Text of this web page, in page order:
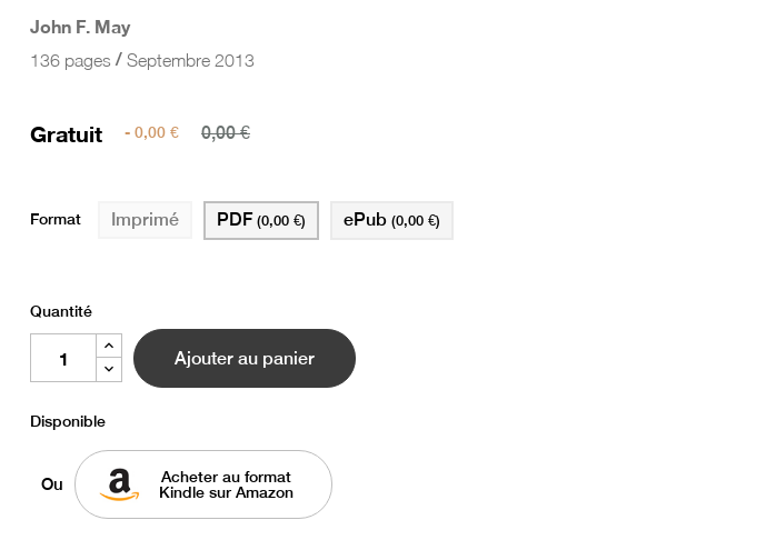
John F. May
136 pages / Septembre 2013
Gratuit - 0,00 € 0,00 €
Format Imprimé ePub (0,00 €)
PDF (0,00 €)
Quantité
Ajouter au panier
Disponible
Ou
Acheter au format
Kindle sur Amazon